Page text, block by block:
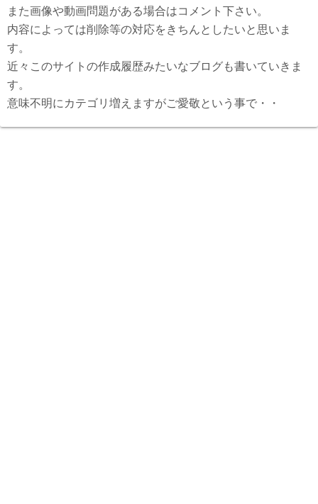
また画像や動画問題がある場合はコメント下さい。
内容によっては削除等の対応をきちんとしたいと思いま
す。
近々このサイトの作成履歴みたいなブログも書いていきま
す。
意味不明にカテゴリ増えますがご愛敬という事で・・